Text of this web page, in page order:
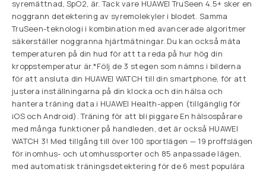
syremättnad, SpO2, är. Tack vare HUAWEI TruSeen 4.5+ sker en
noggrann detektering av syremolekyler i blodet. Samma
TruSeen-teknologi i kombination med avancerade algoritmer
säkerställer noggranna hjärtmätningar. Du kan också mäta
temperaturen på din hud för att ta reda på hur hög din
kroppstemperatur är.*Följ de 3 stegen som nämns i bilderna
för att ansluta din HUAWEI WATCH till din smartphone, för att
justera inställningarna på din klocka och din hälsa och
hantera träning data i HUAWEI Health-appen (tillgänglig för
iOS och Android). Träning för att bli piggare En hälsospårare
med många funktioner på handleden, det är också HUAWEI
WATCH 3! Med tillgång till över 100 sportlägen — 19 proffslägen
för inomhus- och utomhussporter och 85 anpassade lägen,
med automatisk träningsdetektering för de 6 mest populära